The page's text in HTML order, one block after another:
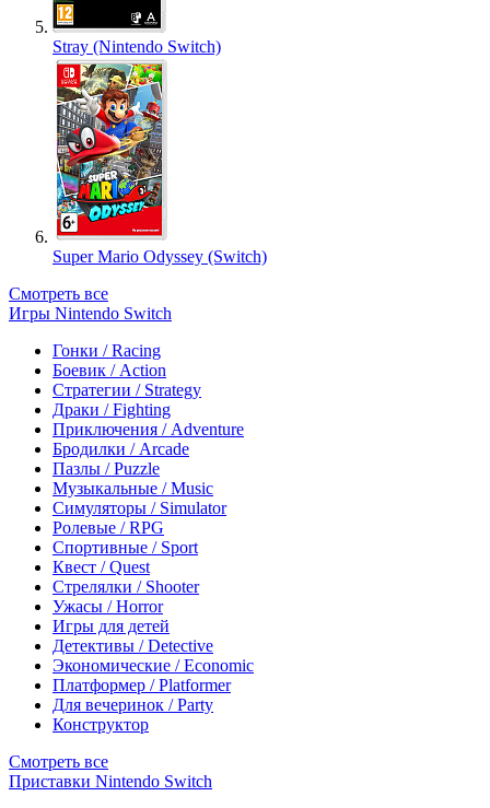
Stray (Nintendo Switch)
Super Mario Odyssey (Switch)
Смотреть все
Игры Nintendo Switch
Гонки / Racing
Боевик / Action
Стратегии / Strategy
Драки / Fighting
Приключения / Adventure
Бродилки / Arcade
Пазлы / Puzzle
Музыкальные / Music
Симуляторы / Simulator
Ролевые / RPG
Спортивные / Sport
Квест / Quest
Стрелялки / Shooter
Ужасы / Horror
Игры для детей
Детективы / Detective
Экономические / Economic
Платформер / Platformer
Для вечеринок / Party
Конструктор
Смотреть все
Приставки Nintendo Switch